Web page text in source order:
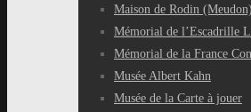
Maison de Rodin (Meudon)
Mémorial de l’Escadrille
Mémorial de la France
Musée Albert Kahn
Musée de la Carte à jouer